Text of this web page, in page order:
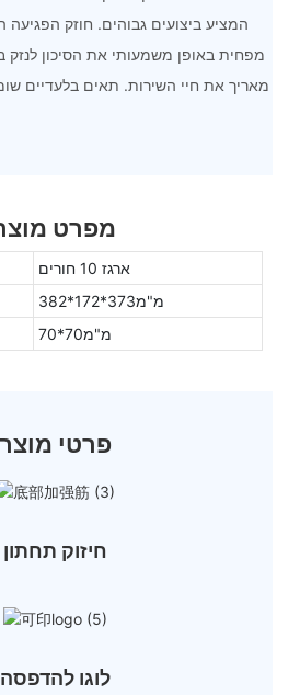
המציע ביצועים גבוהים. חוזק הפגיעה
מפחית באופן משמעותי את הסיכון לנזק
מאריך את חיי השירות. תאים בלעדיים
מפרט
ארגז 10 חורים
מ"מ373*172*382
מ"מ70*70
פרטי מוצר
חיזוק תחתון
לוגו להדפסה